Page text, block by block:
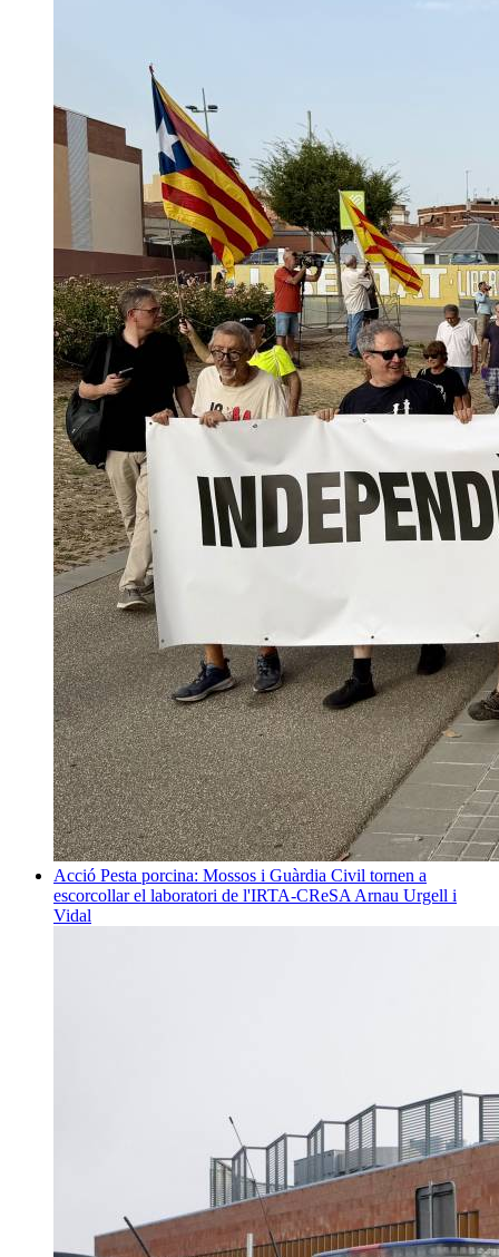
Acció Pesta porcina: Mossos i Guàrdia Civil tornen a
escorcollar el laboratori de l'IRTA-CReSA Arnau Urgell i
Vidal